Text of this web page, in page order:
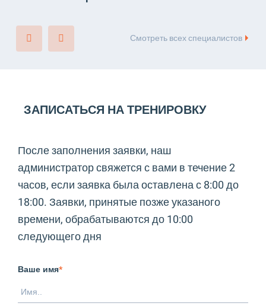
Смотреть всех специалистов
ЗАПИСАТЬСЯ НА ТРЕНИРОВКУ
После заполнения заявки, наш
администратор свяжется с вами в течение 2
часов, если заявка была оставлена с 8:00 до
18:00. Заявки, принятые позже указаного
времени, обрабатываются до 10:00
следующего дня
Ваше имя*